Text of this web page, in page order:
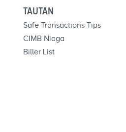
TAUTAN
Safe Transactions Tips
CIMB Niaga
Biller List